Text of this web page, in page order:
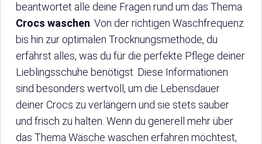
beantwortet alle deine Fragen rund um das Thema
Crocs waschen . Von der richtigen Waschfrequenz
bis hin zur optimalen Trocknungsmethode, du
erfährst alles, was du für die perfekte Pflege deiner
Lieblingsschuhe benötigst. Diese Informationen
sind besonders wertvoll, um die Lebensdauer
deiner Crocs zu verlängern und sie stets sauber
und frisch zu halten. Wenn du generell mehr über
das Thema Wäsche waschen erfahren möchtest,